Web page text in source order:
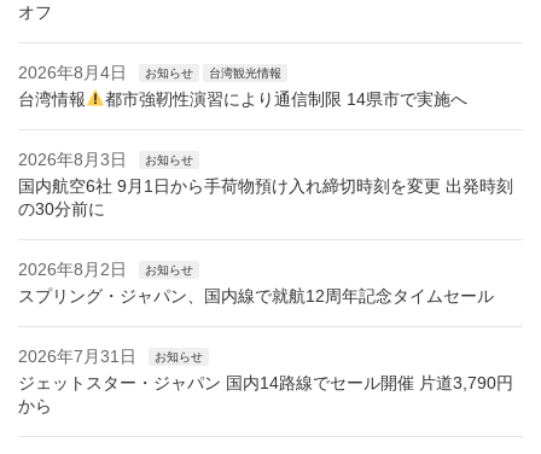
オフ
2026年8月4日 お知らせ 台湾観光情報
台湾情報 都市強靭性演習により通信制限 14県市で実施へ
2026年8月3日 お知らせ
国内航空6社 9月1日から手荷物預け入れ締切時刻を変更 出発時刻
の30分前に
2026年8月2日 お知らせ
スプリング・ジャパン、国内線で就航12周年記念タイムセール
2026年7月31日 お知らせ
ジェットスター・ジャパン 国内14路線でセール開催 片道3,790円
から